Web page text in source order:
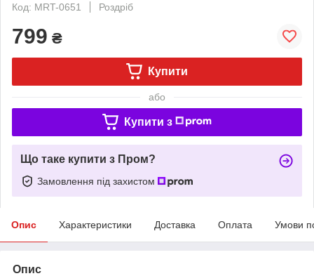
Код: MRT-0651
Роздріб
799 ₴
Купити
або
Купити з
Що таке купити з Пром?
Замовлення під захистом
Опис Характеристики Доставка Оплата Умови
Опис